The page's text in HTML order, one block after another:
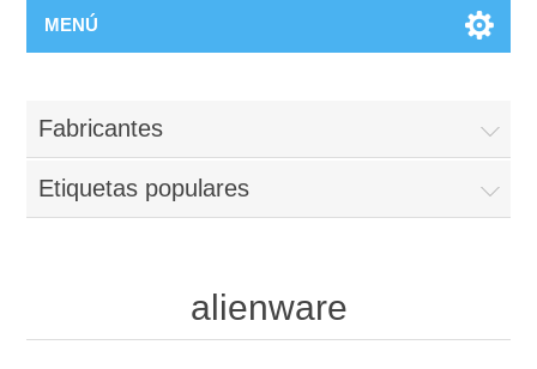
MENÚ
Fabricantes
Etiquetas populares
alienware